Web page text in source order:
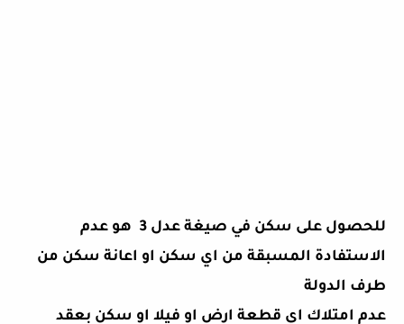
للحصول على سكن في صيغة عدل 3 هو عدم
الاستفادة المسبقة من اي سكن او اعانة سكن من
طرف الدولة
عدم امتلاك اي قطعة ارض او فيلا او سكن بعقد